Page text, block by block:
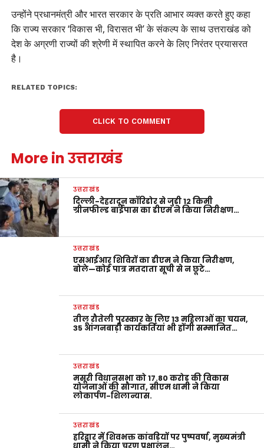
उन्होंने प्रधानमंत्री और भारत सरकार के प्रति आभार व्यक्त करते हुए कहा
कि राज्य सरकार ‘विकास भी, विरासत भी’ के संकल्प के साथ उत्तराखंड को
देश के अग्रणी राज्यों की श्रेणी में स्थापित करने के लिए निरंतर प्रयासरत
है।
RELATED TOPICS:
CLICK TO COMMENT
More in उत्तराखंड
उत्तराखंड
दिल्ली-देहरादून कॉरिडोर से जुड़ी 12 किमी
ग्रीनफील्ड बाईपास का डीएम ने किया निरीक्षण…
उत्तराखंड
एसआईआर शिविरों का डीएम ने किया निरीक्षण,
बोले—कोई पात्र मतदाता सूची से न छूटे…
उत्तराखंड
तीलू रौतेली पुरस्कार के लिए 13 महिलाओं का चयन,
35 आंगनबाड़ी कार्यकर्तियां भी होंगी सम्मानित…
उत्तराखंड
मसूरी विधानसभा को 17.80 करोड़ की विकास
योजनाओं की सौगात, सीएम धामी ने किया
लोकार्पण-शिलान्यास.
उत्तराखंड
हरिद्वार में शिवभक्त कांवड़ियों पर पुष्पवर्षा, मुख्यमंत्री